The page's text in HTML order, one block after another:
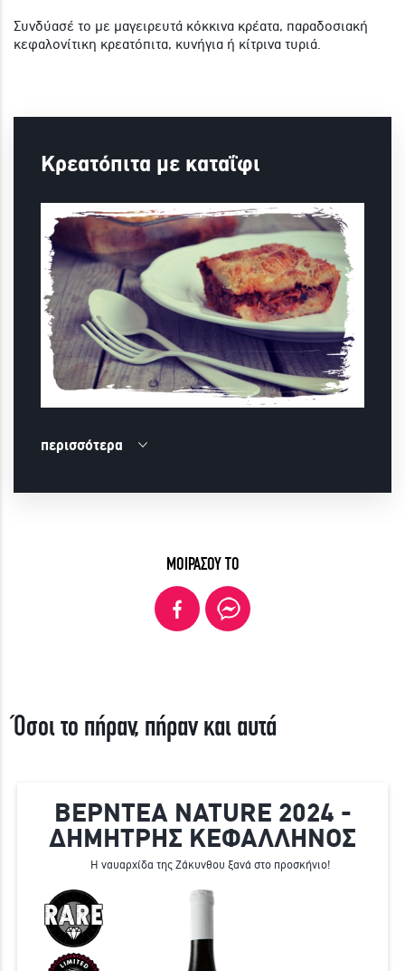
Συνδύασέ το με μαγειρευτά κόκκινα κρέατα, παραδοσιακή
κεφαλονίτικη κρεατόπιτα, κυνήγια ή κίτρινα τυριά.
Κρεατόπιτα με καταΐφι
περισσότερα
ΜΟΙΡΑΣΟΥ ΤΟ
Όσοι το πήραν, πήραν και αυτά
ΒΕΡΝΤΕΑ NATURE 2024 -
ΔΗΜΗΤΡΗΣ ΚΕΦΑΛΛΗΝΟΣ
Η ναυαρχίδα της Ζάκυνθου ξανά στο προσκήνιο!